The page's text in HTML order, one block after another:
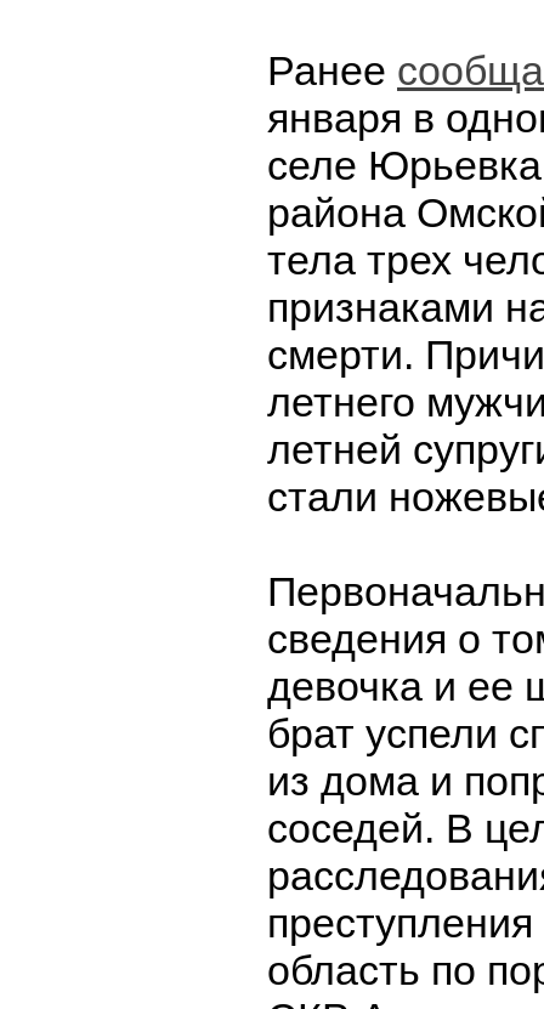
Ранее
января в
селе Юрьевка
района
тела трех
признаками
смерти.
летнего
летней
стали
сведения о
девочка и ее
брат успели
из дома и
соседей. В
область по